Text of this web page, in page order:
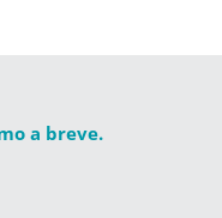
a breve.